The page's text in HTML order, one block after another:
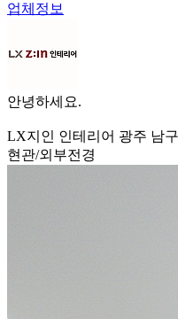
업체정보
안녕하세요.
LX지인 인테리어 광주 남
현관/외부전경